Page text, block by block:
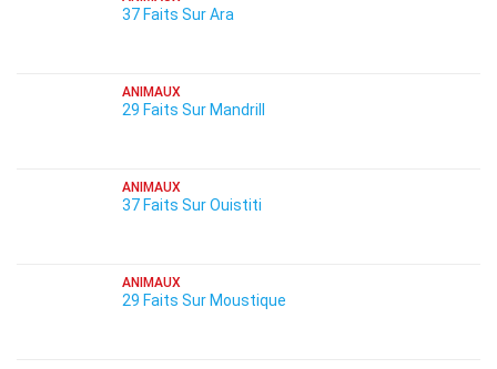
37 Faits Sur Ara
ANIMAUX
29 Faits Sur Mandrill
ANIMAUX
37 Faits Sur Ouistiti
ANIMAUX
29 Faits Sur Moustique